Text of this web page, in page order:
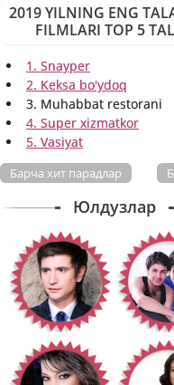
2019 YILNING ENG
FILMLARI TOP 5
1. Snayper
2. Keksa bo'ydoq
3. Muhabbat restorani
4. Super xizmatkor
5. Vasiyat
Барча хит парадлар
Юлдузлар